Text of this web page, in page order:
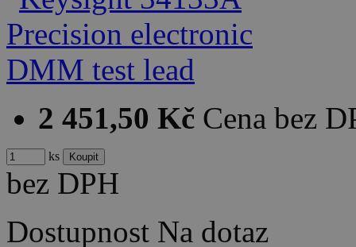
2 451,50 Kč Cena bez
ks
bez DPH
Dostupnost Na dotaz